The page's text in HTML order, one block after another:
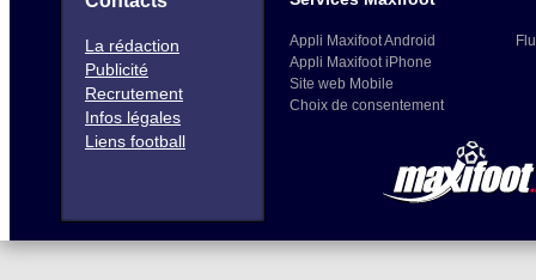
La rédaction
Publicité
Recrutement
Infos légales
Liens football
Appli Maxifoot Android
Appli Maxifoot iPhone
Site web Mobile
Choix de consentement